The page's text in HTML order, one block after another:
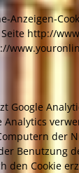
Anzeigen-
http://
Google
Analytics
der
Benutzung
den Cookie